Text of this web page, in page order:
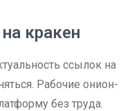
кракен
ссылок на
Рабочие онион-
без труда.